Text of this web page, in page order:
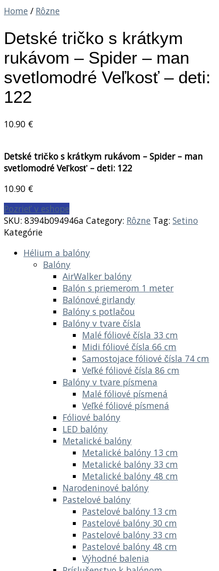
Home / Rôzne
Detské tričko s krátkym
rukávom – Spider – man
svetlomodré Veľkosť – deti:
122
10.90 €
Detské tričko s krátkym rukávom – Spider – man
svetlomodré Veľkosť – deti: 122
10.90 €
Pozrieť v eshope
SKU: 8394b094946a Category: Rôzne Tag: Setino
Kategórie
Hélium a balóny
Balóny
AirWalker balóny
Balón s priemerom 1 meter
Balónové girlandy
Balóny s potlačou
Balóny v tvare čísla
Malé fóliové čísla 33 cm
Midi fóliové čísla 66 cm
Samostojace fóliové čísla 74 cm
Veľké fóliové čísla 86 cm
Balóny v tvare písmena
Malé fóliové písmená
Veľké fóliové písmená
Fóliové balóny
LED balóny
Metalické balóny
Metalické balóny 13 cm
Metalické balóny 33 cm
Metalické balóny 48 cm
Narodeninové balóny
Pastelové balóny
Pastelové balóny 13 cm
Pastelové balóny 30 cm
Pastelové balóny 33 cm
Pastelové balóny 48 cm
Výhodné balenia